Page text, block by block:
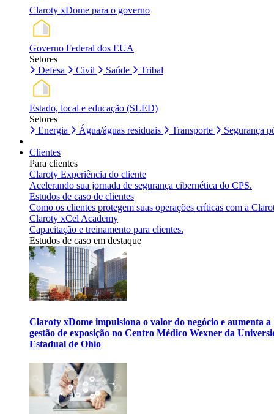
Claroty xDome para o governo
Governo Federal dos EUA
Setores
Defesa
Civil Saúde Tribal
Estado, local e educação (SLED)
Setores
Energia
Água/águas residuais Transporte Segurança
Clientes
Para clientes
Claroty Experiência do cliente
Acelerando sua jornada de segurança cibernética do CPS.
Estudos de caso de clientes
Como os clientes protegem suas operações críticas com a
Claroty xCel Academy
Capacitação e treinamento para clientes.
Estudos de caso em destaque
Claroty xDome impulsiona o valor do negócio e aumenta a
gestão de exposição no Centro Médico Wexner da
Estadual de Ohio